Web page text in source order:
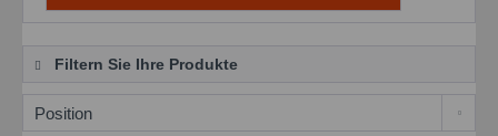
Filtern Sie Ihre Produkte